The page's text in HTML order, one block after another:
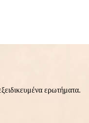
ερωτήματα.